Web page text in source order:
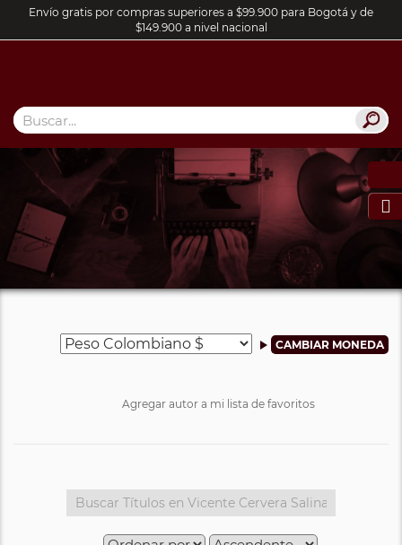
Envío gratis por compras superiores a $99.900 para Bogotá y de
$149.900 a nivel nacional

Agregar autor a mi lista de favoritos